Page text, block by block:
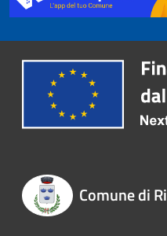
Comune di